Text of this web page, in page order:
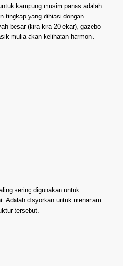
kampung musim panas adalah
tingkap yang dihiasi dengan
besar (kira-kira 20 ekar), gazebo
mulia akan kelihatan harmoni.
sering digunakan untuk
Adalah disyorkan untuk menanam
tersebut.